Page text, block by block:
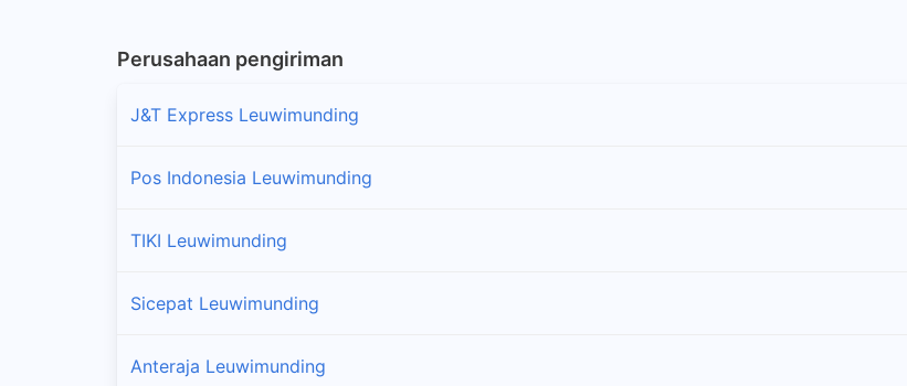
Perusahaan pengiriman
J&T Express Leuwimunding
Pos Indonesia Leuwimunding
TIKI Leuwimunding
Sicepat Leuwimunding
Anteraja Leuwimunding